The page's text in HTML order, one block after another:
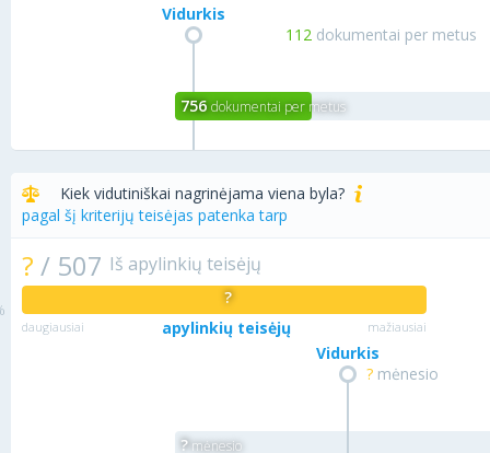
112 dokumentai per metus
Vidurkis
756dokumentai per metus
Kiek vidutiniškai nagrinėjama viena byla?
pagal šį kriterijų teisėjas patenka tarp
? / 507 Iš apylinkių teisėjų
?
daugiausiai apylinkių teisėjų mažiausiai
? mėnesio
Vidurkis
? mėnesio